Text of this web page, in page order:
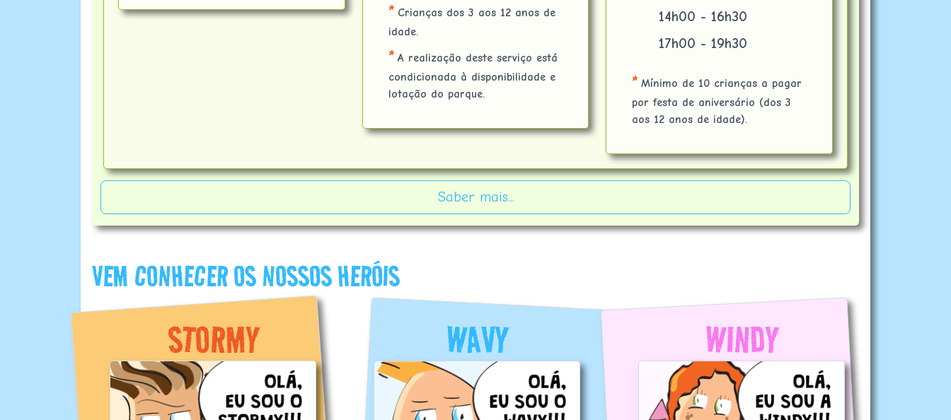
* Crianças dos 3 aos 12 anos de
idade.
* A realização deste serviço está
condicionada à disponibilidade e
lotação do parque.
14h00 - 16h30
17h00 - 19h30
* Mínimo de 10 crianças a pagar
por festa de aniversário (dos 3
aos 12 anos de idade).
Saber mais...
VEM CONHECER OS NOSSOS HERÓIS
STORMY WAVY WINDY